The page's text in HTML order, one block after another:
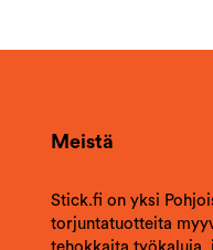
Meistä
Stick.fi on yksi
torjuntatuotteita